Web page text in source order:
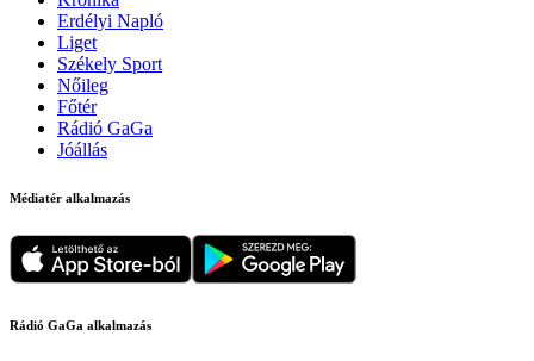
Erdélyi Napló
Liget
Székely Sport
Nőileg
Főtér
Rádió GaGa
Jóállás
Médiatér alkalmazás
Rádió GaGa alkalmazás